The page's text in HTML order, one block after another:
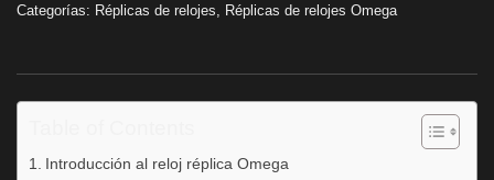
Categorías: Réplicas de relojes Réplicas de relojes Omega
Introducción al reloj réplica Omega